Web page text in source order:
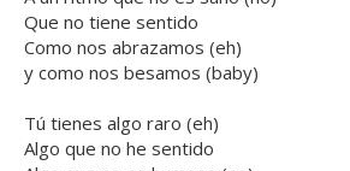
Que no tiene sentido
Como nos abrazamos (eh)
y como nos besamos (baby)
Tú tienes algo raro (eh)
Algo que no he sentido